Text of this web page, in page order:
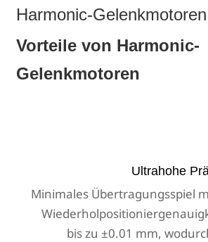
Harmonic-Gelenkmotoren
Vorteile von Harmonic-
Gelenkmotoren
Ultrahohe
Minimales Übertragungsspiel
bis zu ±0.01 mm,